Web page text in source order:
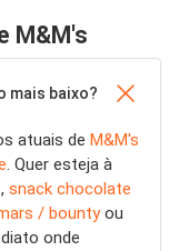
M&M's
mais baixo?
atuais de M&M's
. Quer esteja à
, snack chocolate
/ bountyou
onde